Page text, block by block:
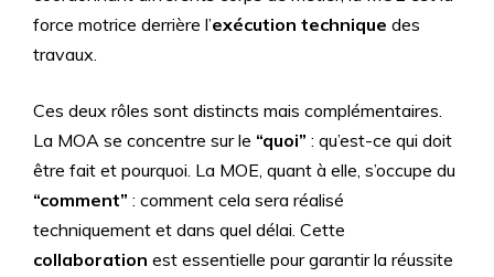
force motrice derrière l’exécution technique des
travaux.
Ces deux rôles sont distincts mais complémentaires.
La MOA se concentre sur le “quoi” : qu’est-ce qui doit
être fait et pourquoi. La MOE, quant à elle, s’occupe du
“comment” : comment cela sera réalisé
techniquement et dans quel délai. Cette
collaboration est essentielle pour garantir la réussite